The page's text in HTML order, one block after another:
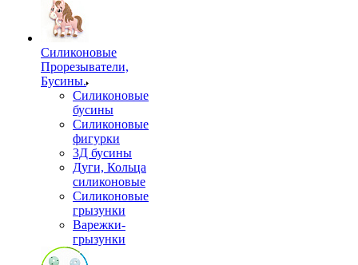
Силиконовые
Прорезыватели,
Бусины.
Силиконовые
бусины
Силиконовые
фигурки
3Д бусины
Дуги, Кольца
силиконовые
Силиконовые
грызунки
Варежки-
грызунки